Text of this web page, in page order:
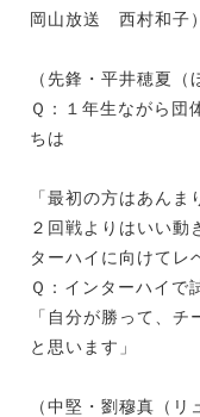
岡山放送 西村和子）
（先鋒・平井穂夏（
Ｑ：１年生ながら団
ちは
「最初の方はあんま
２回戦よりはいい動
ターハイに向けてレ
Ｑ：インターハイで
「自分が勝って、
と思います」
（中堅・劉穆真（リ